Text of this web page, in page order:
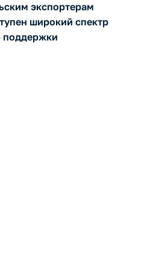
экспортерам
широкий спектр
поддержки